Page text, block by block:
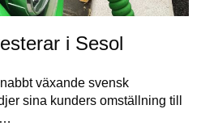
i Sesol
växande svensk
sina kunders omställning till